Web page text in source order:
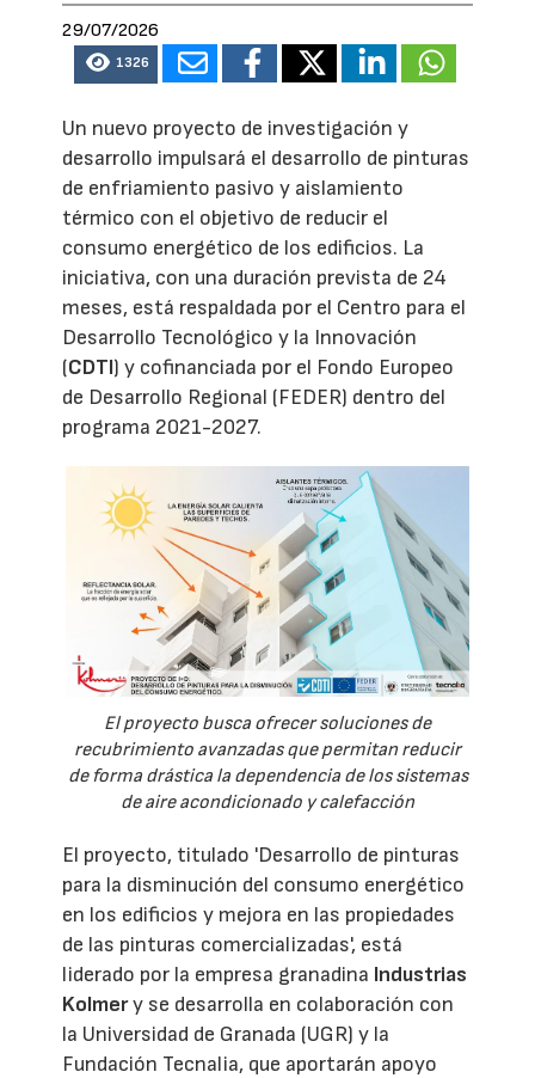
29/07/2026
1326
Un nuevo proyecto de investigación y
desarrollo impulsará el desarrollo de pinturas
de enfriamiento pasivo y aislamiento
térmico con el objetivo de reducir el
consumo energético de los edificios. La
iniciativa, con una duración prevista de 24
meses, está respaldada por el Centro para el
Desarrollo Tecnológico y la Innovación
(CDTI) y cofinanciada por el Fondo Europeo
de Desarrollo Regional (FEDER) dentro del
programa 2021-2027.
El proyecto busca ofrecer soluciones de
recubrimiento avanzadas que permitan reducir
de forma drástica la dependencia de los sistemas
de aire acondicionado y calefacción
El proyecto, titulado 'Desarrollo de pinturas
para la disminución del consumo energético
en los edificios y mejora en las propiedades
de las pinturas comercializadas', está
liderado por la empresa granadina Industrias
Kolmery se desarrolla en colaboración con
la Universidad de Granada (UGR) y la
Fundación Tecnalia, que aportarán apoyo